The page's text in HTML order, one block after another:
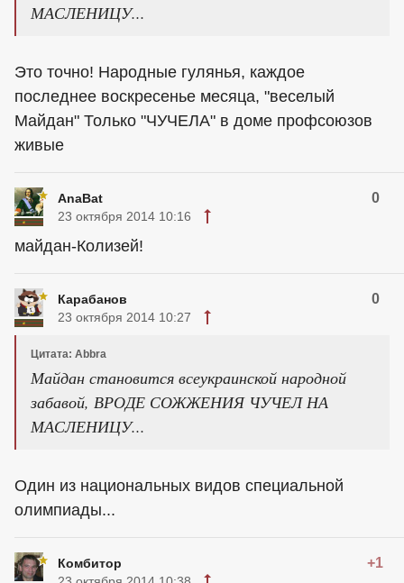
МАСЛЕНИЦУ...
Это точно! Народные гулянья, каждое
последнее воскресенье месяца, "веселый
Майдан" Только "ЧУЧЕЛА" в доме профсоюзов
живые
AnaBat 0
23 октября 2014 10:16
майдан-Колизей!
Карабанов 0
23 октября 2014 10:27
Цитата: Abbra
Майдан становится всеукраинской народной
забавой, ВРОДЕ СОЖЖЕНИЯ ЧУЧЕЛ НА
МАСЛЕНИЦУ...
Один из национальных видов специальной
олимпиады...
Комбитор +1